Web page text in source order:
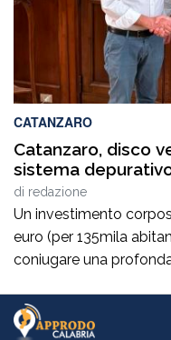
CATANZARO
Catanzaro, disco
sistema
di redazione
Un investimento
euro (per 135mila
coniugare una
epocale”, sul fronte
Catanzaro